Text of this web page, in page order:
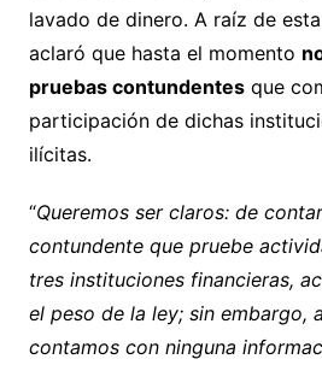
lavado de dinero. A raíz de
aclaró que hasta el momento
pruebas contundentesque
participación de dichas
ilícitas.
“Queremos ser claros: de
contundente que pruebe
tres instituciones financieras,
el peso de la ley; sin embargo,
contamos con ninguna